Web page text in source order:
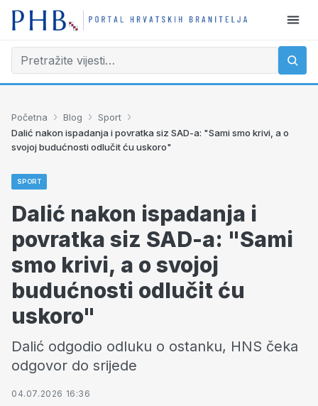
Početna › Blog › Sport ›
Dalić nakon ispadanja i povratka siz SAD-a: "Sami smo krivi, a o
svojoj budućnosti odlučit ću uskoro"
SPORT
Dalić nakon ispadanja i
povratka siz SAD-a: "Sami
smo krivi, a o svojoj
budućnosti odlučit ću
uskoro"
Dalić odgodio odluku o ostanku, HNS čeka
odgovor do srijede
04.07.2026 16:36